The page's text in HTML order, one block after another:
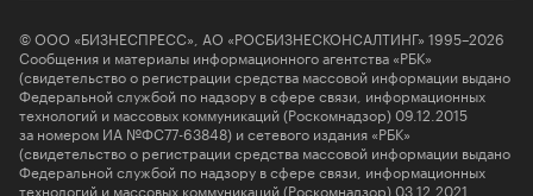
© ООО «БИЗНЕСПРЕСС», АО «РОСБИЗНЕСКОНСАЛТИНГ» 1995–2026
Сообщения и материалы информационного агентства «РБК»
(свидетельство о регистрации средства массовой информации выдано
Федеральной службой по надзору в сфере связи, информационных
технологий и массовых коммуникаций (Роскомнадзор) 09.12.2015
за номером ИА №ФС77-63848) и сетевого издания «РБК»
(свидетельство о регистрации средства массовой информации выдано
Федеральной службой по надзору в сфере связи, информационных
технологий и массовых коммуникаций (Роскомнадзор) 03.12.2021